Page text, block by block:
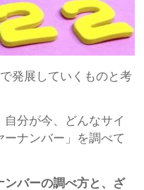
発展していくものと考
自分が今、どんなサイ
ーナンバー」を調べて
ンバーの調べ方と、ざ